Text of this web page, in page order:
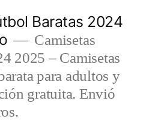
Baratas 2024
Camisetas
2025 – Camisetas
para adultos y
gratuita. Envió